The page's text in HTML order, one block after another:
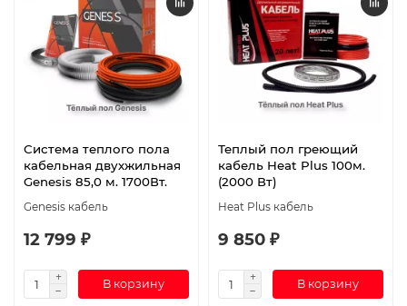
Система теплого пола
кабельная двухжильная
Genesis 85,0 м. 1700Вт.
Genesis кабель
12 799 ₽
В корзину
Теплый пол греющий
кабель Heat Plus 100м.
(2000 Вт)
Heat Plus кабель
9 850 ₽
В корзину